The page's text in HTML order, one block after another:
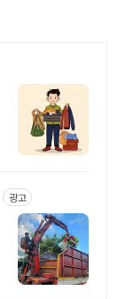
광고